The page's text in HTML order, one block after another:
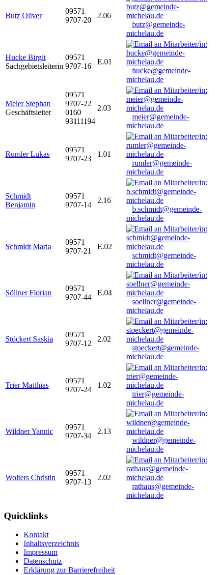
Butz Oliver
09571
9707-20
2.06
butz@gemeinde-
michelau.de
Hucke Birgit
Sachgebietsleiterin
09571
9707-16
E.01
hucke@gemeinde-
michelau.de
Meier Stephan
Geschäftsleiter
09571
9707-22
0160
93111194
2.03
meier@gemeinde-
michelau.de
Rumler Lukas
09571
9707-23
1.01
rumler@gemeinde-
michelau.de
Schmidt
Benjamin
09571
9707-14
2.16
b.schmidt@gemeinde-
michelau.de
Schmidt Maria
09571
9707-21
E.02
schmidt@gemeinde-
michelau.de
Söllner Florian
09571
9707-44
E.04
soellner@gemeinde-
michelau.de
Stöckert Saskia
09571
9707-12
2.02
stoeckert@gemeinde-
michelau.de
Trier Matthias
09571
9707-24
1.02
trier@gemeinde-
michelau.de
Wildner Yannic
09571
9707-34
2.13
wildner@gemeinde-
michelau.de
Wolters Christin
09571
9707-13
2.02
rathaus@gemeinde-
michelau.de
Quicklinks
Kontakt
Inhaltsverzeichnis
Impressum
Datenschutz
Erklärung zur Barrierefreiheit